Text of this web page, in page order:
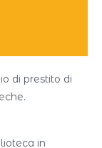
di prestito di
in